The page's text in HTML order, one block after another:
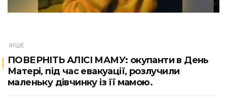
ІНШЕ
ПОВЕРНІТЬ АЛІСІ МАМУ: окупанти в День
Матері, під час евакуації, розлучили
маленьку дівчинку із її мамою.